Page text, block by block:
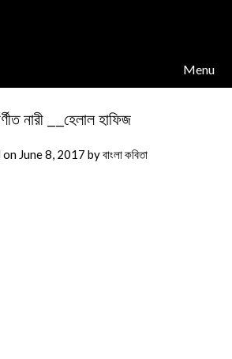
Menu
নারী __হেলাল হাফিজ
on June 8, 2017 byবাংলা কবিতা